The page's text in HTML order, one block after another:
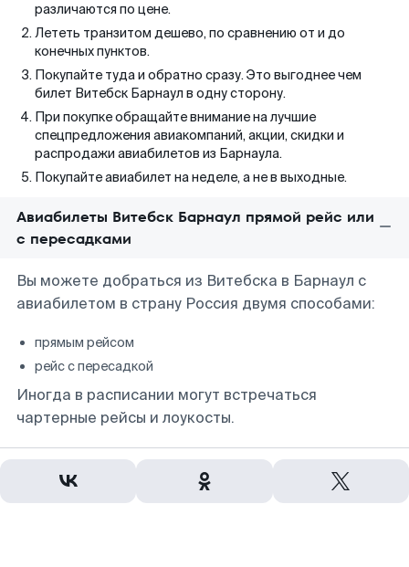
различаются по цене.
Лететь транзитом дешево, по сравнению от и до
конечных пунктов.
Покупайте туда и обратно сразу. Это выгоднее чем
билет Витебск Барнаул в одну сторону.
При покупке обращайте внимание на лучшие
спецпредложения авиакомпаний, акции, скидки и
распродажи авиабилетов из Барнаула.
Покупайте авиабилет на неделе, а не в выходные.
Авиабилеты Витебск Барнаул прямой рейс или
с пересадками
Вы можете добраться из Витебска в Барнаул с
авиабилетом в страну Россия двумя способами:
прямым рейсом
рейс с пересадкой
Иногда в расписании могут встречаться
чартерные рейсы и лоукосты.